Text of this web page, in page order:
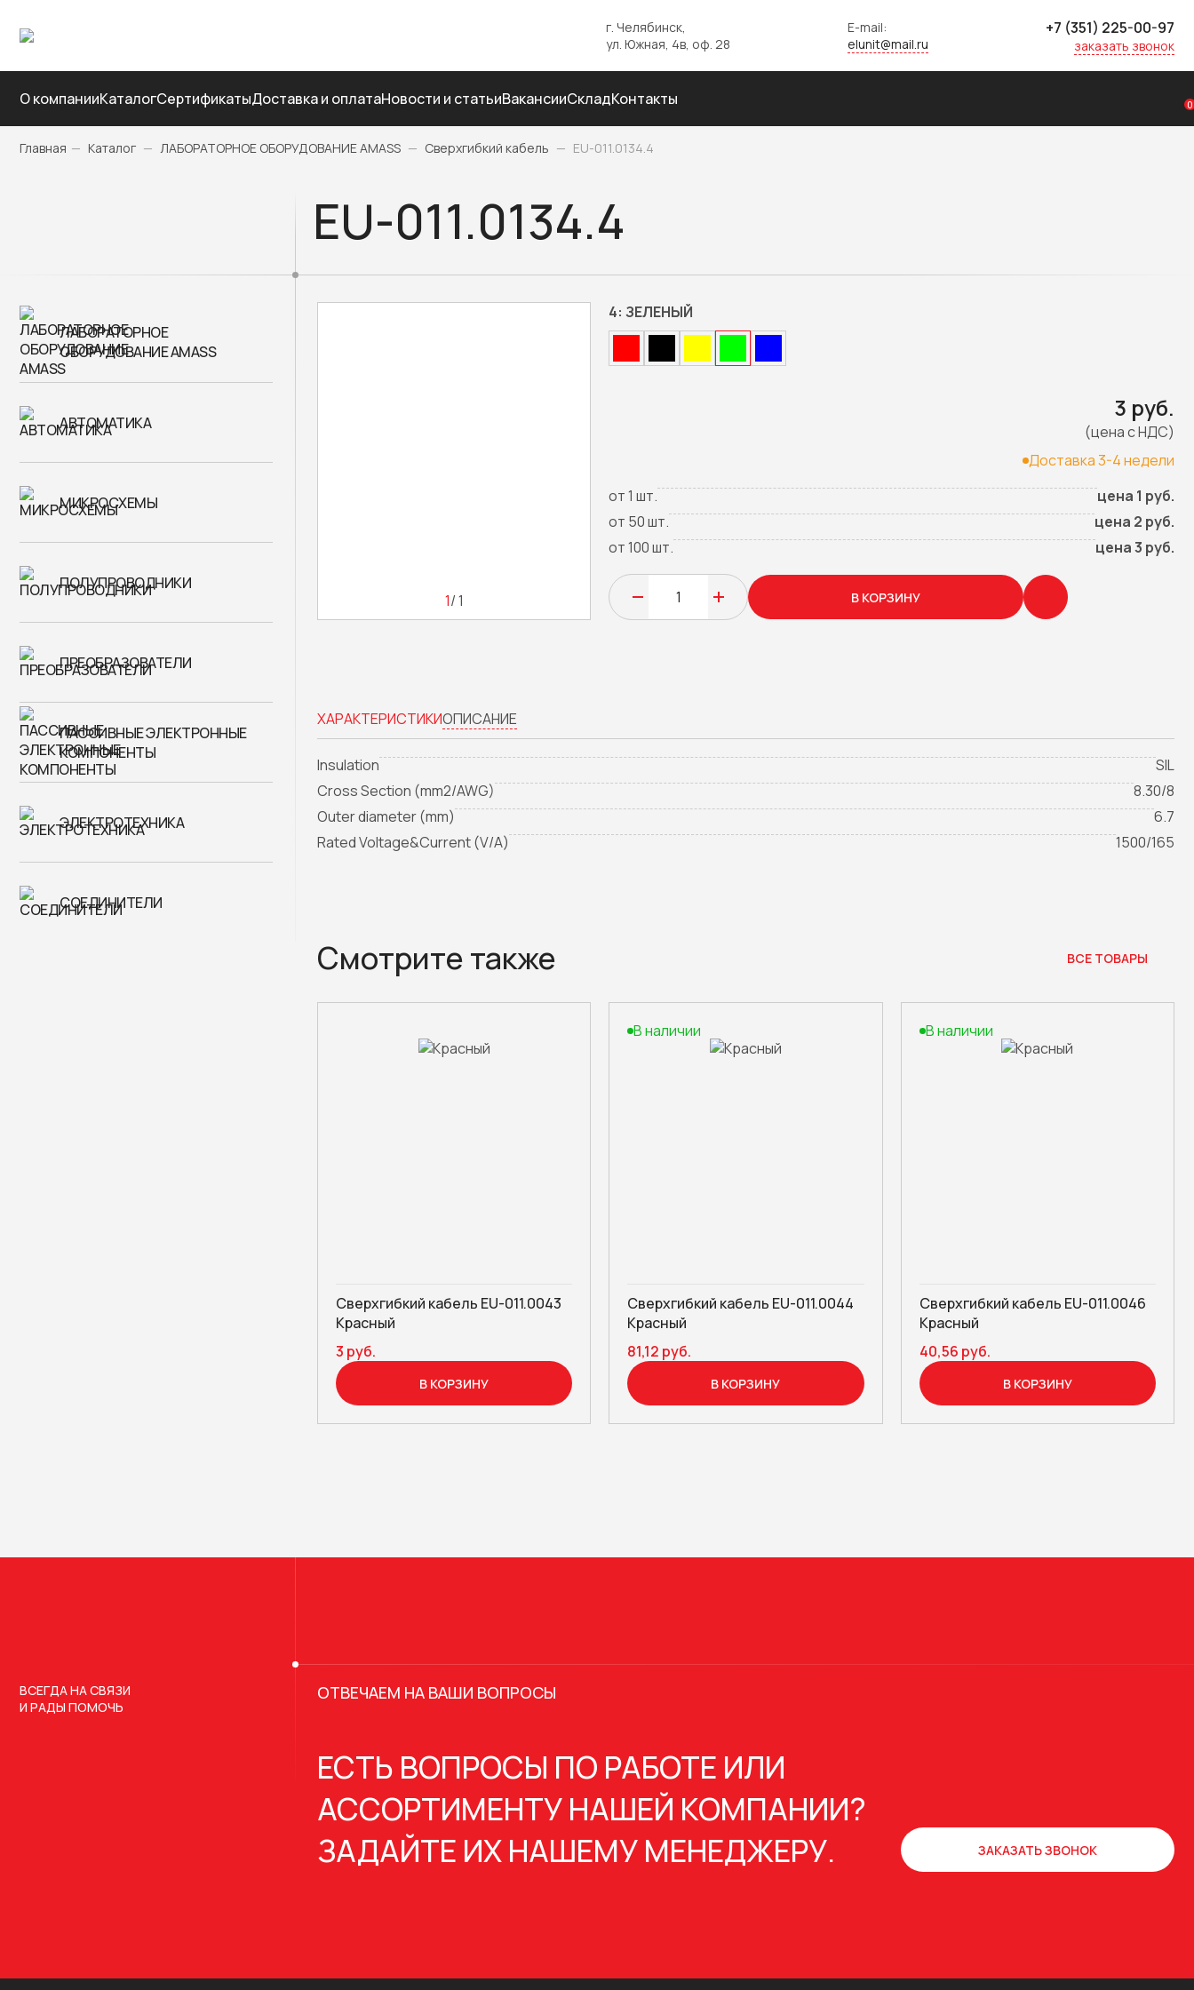
г. Челябинск,
ул. Южная, 4в, оф. 28
E-mail:
elunit@mail.ru
+7 (351) 225-00-97
заказать звонок
О компанииКаталогСертификатыДоставка и оплатаНовости и статьиВакансииСкладКонтакты 0
Главная — Каталог — ЛАБОРАТОРНОЕ ОБОРУДОВАНИЕ AMASS — Сверхгибкий кабель — EU-011.0134.4
EU-011.0134.4
ЛАБОРАТОРНОЕ
ОБОРУДОВАНИЕ AMASS
АВТОМАТИКА
МИКРОСХЕМЫ
ПОЛУПРОВОДНИКИ
ПРЕОБРАЗОВАТЕЛИ
ПАССИВНЫЕ ЭЛЕКТРОННЫЕ
КОМПОНЕНТЫ
ЭЛЕКТРОТЕХНИКА
СОЕДИНИТЕЛИ
1/ 1
4: ЗЕЛЕНЫЙ
3 руб.
(цена с НДС)
Доставка 3-4 недели
от 1 шт.
цена 1 руб.
от 50 шт.
цена 2 руб.
от 100 шт.
цена 3 руб.
В КОРЗИНУ
ХАРАКТЕРИСТИКИОПИСАНИЕ
Insulation
SIL
Cross Section (mm2/AWG)
8.30/8
Outer diameter (mm)
6.7
Rated Voltage&Current (V/A)
1500/165
Смотрите также ВСЕ ТОВАРЫ
Сверхгибкий кабель EU-011.0043
Красный
3 руб.
В КОРЗИНУ
Сверхгибкий кабель EU-011.0044
Красный
81,12 руб.
В КОРЗИНУ
В наличии
Сверхгибкий кабель EU-011.0046
Красный
40,56 руб.
В КОРЗИНУ
В наличии
ВСЕГДА НА СВЯЗИ
И РАДЫ ПОМОЧЬ
ОТВЕЧАЕМ НА ВАШИ ВОПРОСЫ
ЕСТЬ ВОПРОСЫ ПО РАБОТЕ ИЛИ
АССОРТИМЕНТУ НАШЕЙ КОМПАНИИ?
ЗАДАЙТЕ ИХ НАШЕМУ МЕНЕДЖЕРУ.
ЗАКАЗАТЬ ЗВОНОК